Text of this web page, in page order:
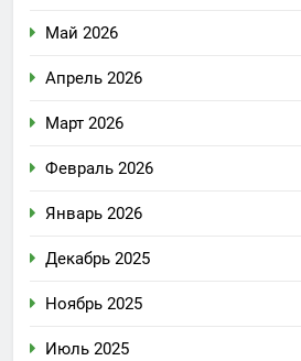
Май 2026
Апрель 2026
Март 2026
Февраль 2026
Январь 2026
Декабрь 2025
Ноябрь 2025
Июль 2025